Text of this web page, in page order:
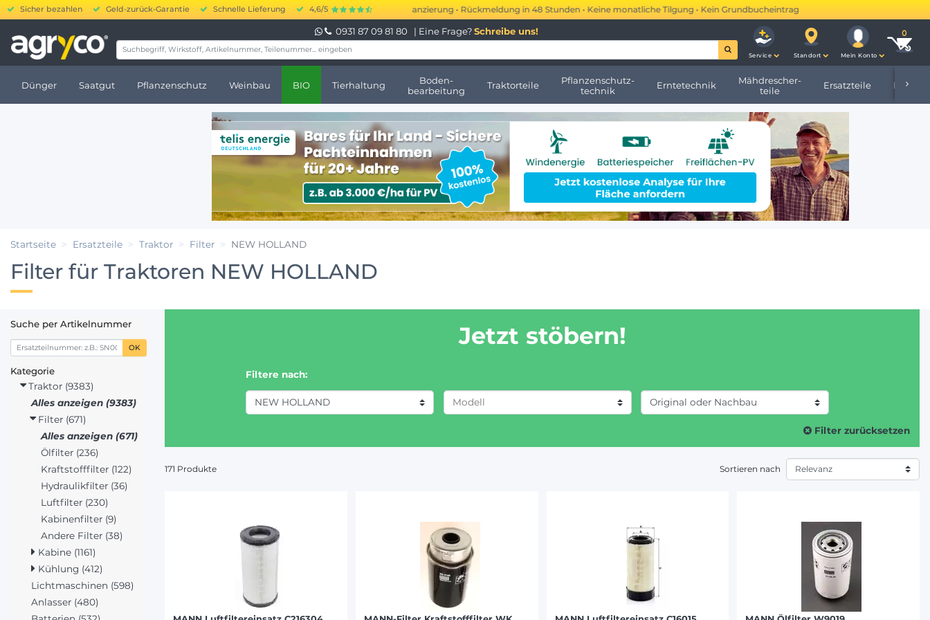
Sicher bezahlen Geld-zurück-Garantie Schnelle Lieferung 4,6/5
20.000 bis 250.000 € kurzfristige Finanzierung • Rückmeldung in 48 Stunden • Keine monatliche Tilgung • Kein Grundbucheintrag • Mehr erfahren →
0931 87 09 81 80 | Eine Frage? Schreibe uns!
Service Standort Mein Konto
Dünger Saatgut Pflanzenschutz Weinbau BIO Tierhaltung
Boden-
bearbeitung
Traktorteile
Pflanzenschutz-
technik
Erntetechnik
Mähdrescher-
teile
Ersatzteile
Startseite Ersatzteile Traktor Filter NEW HOLLAND
Filter für Traktoren NEW HOLLAND
Suche per Artikelnummer
OK
Kategorie
Traktor (9383)
Alles anzeigen (9383)
Filter (671)
Alles anzeigen (671)
Ölfilter (236)
Kraftstofffilter (122)
Hydraulikfilter (36)
Luftfilter (230)
Kabinenfilter (9)
Andere Filter (38)
Kabine (1161)
Kühlung (412)
Lichtmaschinen (598)
Anlasser (480)
Jetzt stöbern!
Filtere nach:
NEW HOLLAND
CLAAS / RENAULT (211)
9384 (3)
Filter zurücksetzen
171 Produkte Sortieren nach